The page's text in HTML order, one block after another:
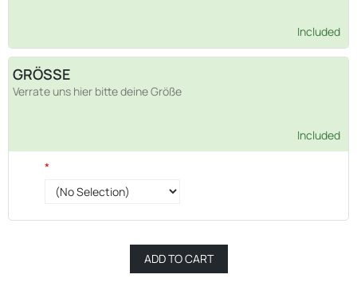
Included
GRÖSSE
Verrate uns hier bitte deine Größe
Included
*